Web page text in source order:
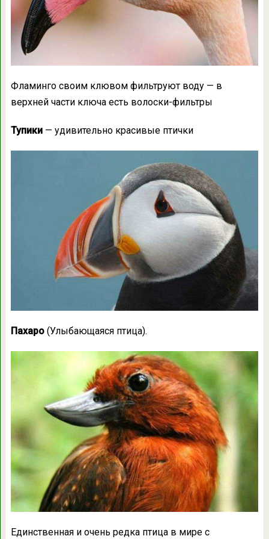
Фламинго своим клювом фильтруют воду — в
верхней части ключа есть волоски-фильтры
Тупики— удивительно красивые птички
Пахаро(Улыбающаяся птица).
Единственная и очень редка птица в мире с